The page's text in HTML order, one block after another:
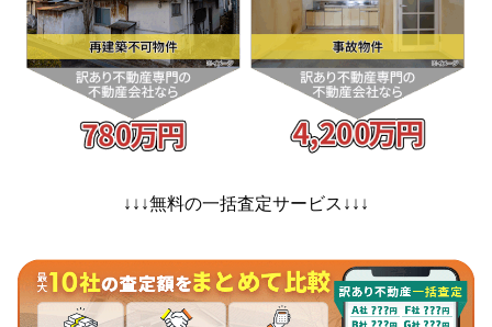
↓↓↓無料の一括査定サービス↓↓↓